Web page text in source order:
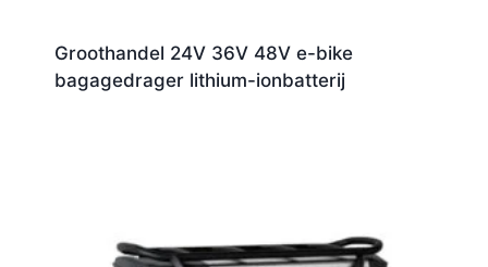
Groothandel 24V 36V 48V e-bike
bagagedrager lithium-ionbatterij